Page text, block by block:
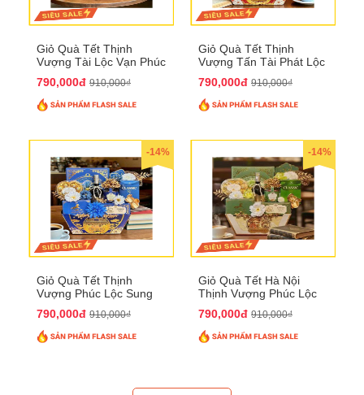
Giỏ Quà Tết Thịnh
Vượng Tài Lộc Vạn Phúc
790,000đ 910,000₫
Giỏ Quà Tết Thịnh
Vượng Tấn Tài Phát Lộc
790,000đ 910,000₫
-14%
Giỏ Quà Tết Thịnh
Vượng Phúc Lộc Sung
790,000đ 910,000₫
-14%
Giỏ Quà Tết Hà Nội
Thịnh Vượng Phúc Lộc
790,000đ 910,000₫